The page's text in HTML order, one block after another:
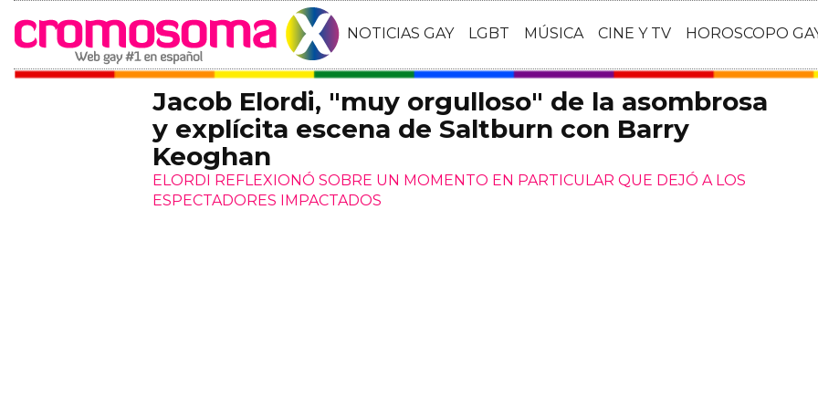
NOTICIAS GAY LGBT MÚSICA CINE Y TV HOROSCOPO
Jacob Elordi, "muy orgulloso" de la asombrosa
y explícita escena de Saltburn con Barry
Keoghan
ELORDI REFLEXIONÓ SOBRE UN MOMENTO EN PARTICULAR QUE DEJÓ A LOS
ESPECTADORES IMPACTADOS